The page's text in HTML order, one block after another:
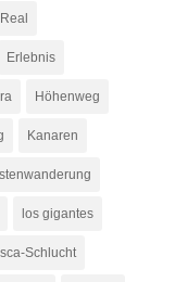
Erlebnis
Höhenweg
Kanaren
los gigantes
Schlucht